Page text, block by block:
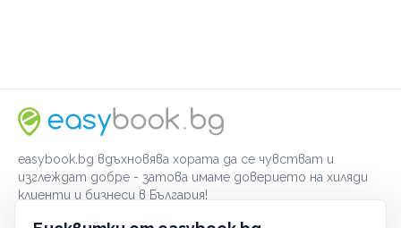
easybook.bg вдъхновява хората да се чувстват и
изглеждат добре - затова имаме доверието на хиляди
клиенти и бизнеси в България!